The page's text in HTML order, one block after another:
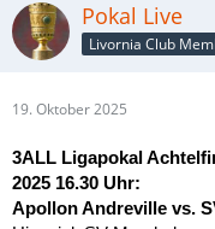
Pokal Live
Livornia Club
19. Oktober 2025
3ALL Ligapokal
2025 16.30 Uhr:
Apollon Andreville vs.